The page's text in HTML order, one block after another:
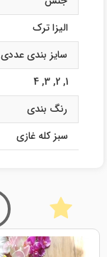
الیزا ترک
سایز بندی عددی
1
,
2
,
3
,
4
رنگ بندی
سبز کله غازی